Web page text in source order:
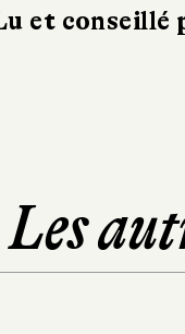
et conseillé
Les